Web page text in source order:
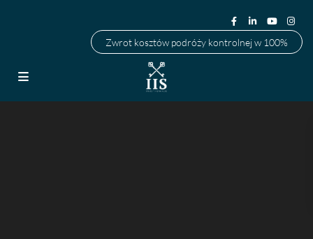
Zwrot kosztów podróży kontrolnej w 100%